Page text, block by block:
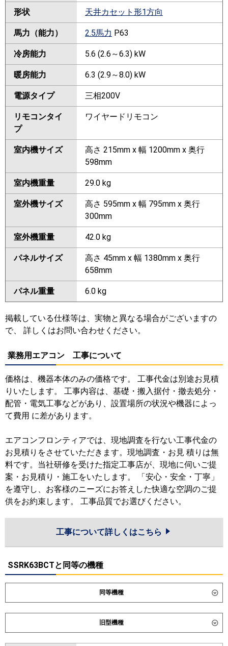
形状 天井カセット形1方向
馬力（能力） 2.5馬力 P63
冷房能力 5.6 (2.6～6.3) kW
暖房能力 6.3 (2.9～8.0) kW
電源タイプ 三相200V
リモコンタイ
プ
ワイヤードリモコン
室内機サイズ
高さ 215mm x 幅 1200mm x 奥行
598mm
室内機重量 29.0 kg
室外機サイズ
高さ 595mm x 幅 795mm x 奥行
300mm
室外機重量 42.0 kg
パネルサイズ
高さ 45mm x 幅 1380mm x 奥行
658mm
パネル重量 6.0 kg
掲載している仕様等は、実物と異なる場合がございますの
で、 詳しくはお問い合わせください。
業務用エアコン 工事について
価格は、機器本体のみの価格です。 工事代金は別途お見積
りいたします。 工事内容は、基礎・搬入据付・撤去処分・
配管・電気工事などがあり、設置場所の状況や機器によっ
て費用 に差があります。
エアコンフロンティアでは、現地調査を行ない工事代金の
お見積りをさせていただきます。現地調査・お見 積りは無
料です。当社研修を受けた指定工事店が、現地に伺いご提
案・お見積り・施工をいたします。 「安心・安全・丁寧」
を遵守し、お客様のニーズにお答えした快適な空調のご提
供をお約束します。 工事品質でお選びください。
工事について詳しくはこちら
SSRK63BCTと同等の機種
同等機種
ダイキン SSRK63DNT SSRK63DT
東芝 GSXA06313XU GSXA06313MUB
旧型機種
ダイキン SSRK63CT SSRK63CNT